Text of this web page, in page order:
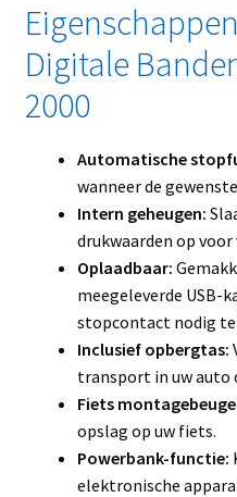
Digitale
2000
Automatische
wanneer de
Intern geheugen:
drukwaarden op
Oplaadbaar:
meegeleverde USB-
stopcontact nodig te
Inclusief opbergtas:
transport in uw auto
Fiets
opslag op uw fiets.
Powerbank-functie:
elektronische